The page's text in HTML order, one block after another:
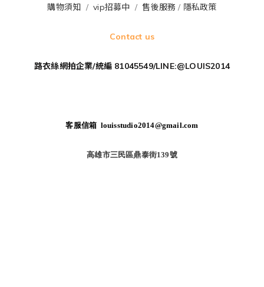
購物須知 /vip招募中 /售後服務 / 隱私政策
Contact us
路衣絲網拍企業/統編 81045549/LINE:@LOUIS2014
客服信箱 louisstudio2014@gmail.com
高雄市三民區鼎泰街139號